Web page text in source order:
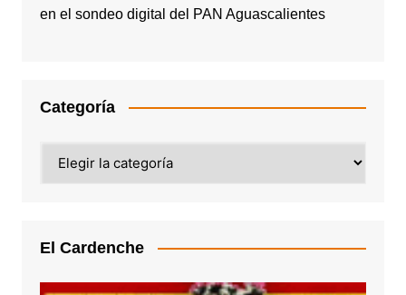
en el sondeo digital del PAN Aguascalientes
Categoría
El Cardenche